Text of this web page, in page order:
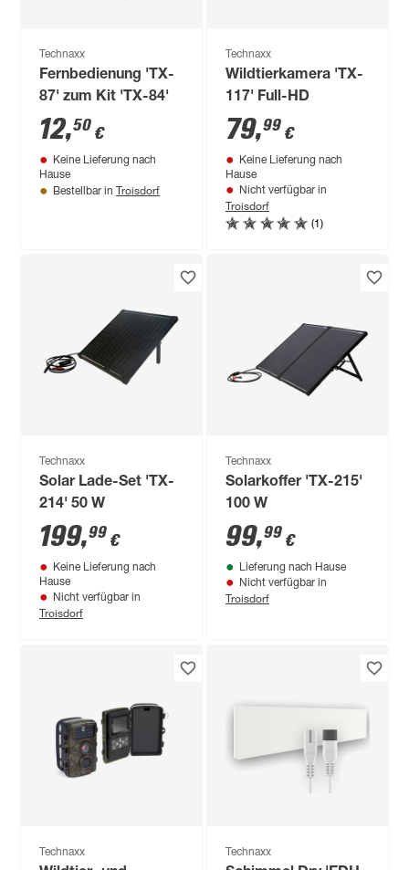
Technaxx
Fernbedienung 'TX-
87' zum Kit 'TX-84'
12,50 €
Keine Lieferung nach
Hause
Bestellbar in Troisdorf
Technaxx
Wildtierkamera 'TX-
117' Full-HD
79,99 €
Keine Lieferung nach
Hause
Nicht verfügbar in
Troisdorf
(1)
Technaxx
Solar Lade-Set 'TX-
214' 50 W
199,99 €
Keine Lieferung nach
Hause
Nicht verfügbar in
Troisdorf
Technaxx
Solarkoffer 'TX-215'
100 W
99,99 €
Lieferung nach Hause
Nicht verfügbar in
Troisdorf
Technaxx Technaxx